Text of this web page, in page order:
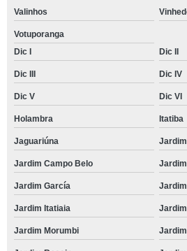
Valinhos
Votuporanga
Dic I
Dic II
Dic III Dic IV
Dic V Dic VI
Holambra Itatiba
Jaguariúna
Jardim Campo Belo
Jardim García
Jardim Itatiaia
Jardim Morumbi